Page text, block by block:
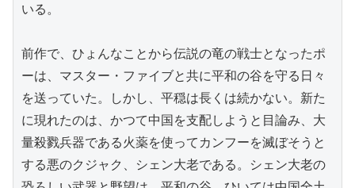
いる。
前作で、ひょんなことから伝説の竜の戦士となったポ
ーは、マスター・ファイブと共に平和の谷を守る日々
を送っていた。しかし、平穏は長くは続かない。新た
に現れたのは、かつて中国を支配しようと目論み、大
量殺戮兵器である火薬を使ってカンフーを滅ぼそうと
する悪のクジャク、シェン大老である。シェン大老の